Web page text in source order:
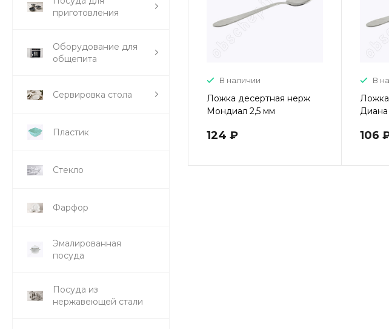
приготовления
Оборудование для
общепита
Сервировка стола
Пластик
Стекло
Фарфор
Эмалированная
посуда
Посуда из
нержавеющей стали
В наличии
Ложка десертная нерж
Мондиал 2,5 мм
124 ₽
В
106